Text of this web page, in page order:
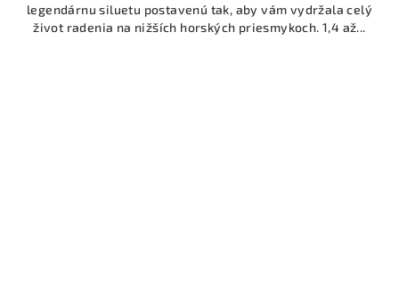
legendárnu siluetu postavenú tak, aby vám vydržala celý
život radenia na nižších horských priesmykoch. 1,4 až...